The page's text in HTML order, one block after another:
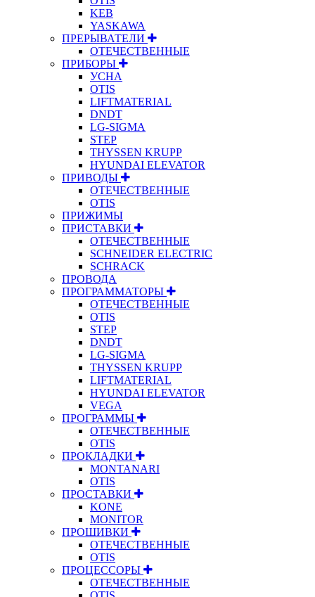
KEB
YASKAWA
ПРЕРЫВАТЕЛИ
ОТЕЧЕСТВЕННЫЕ
ПРИБОРЫ
УСНА
OTIS
LIFTMATERIAL
DNDT
LG-SIGMA
STEP
THYSSEN KRUPP
HYUNDAI ELEVATOR
ПРИВОДЫ
ОТЕЧЕСТВЕННЫЕ
OTIS
ПРИЖИМЫ
ПРИСТАВКИ
ОТЕЧЕСТВЕННЫЕ
SCHNEIDER ELECTRIC
SCHRACK
ПРОВОДА
ПРОГРАММАТОРЫ
ОТЕЧЕСТВЕННЫЕ
OTIS
STEP
DNDT
LG-SIGMA
THYSSEN KRUPP
LIFTMATERIAL
HYUNDAI ELEVATOR
VEGA
ПРОГРАММЫ
ОТЕЧЕСТВЕННЫЕ
OTIS
ПРОКЛАДКИ
MONTANARI
OTIS
ПРОСТАВКИ
KONE
MONITOR
ПРОШИВКИ
ОТЕЧЕСТВЕННЫЕ
OTIS
ПРОЦЕССОРЫ
ОТЕЧЕСТВЕННЫЕ